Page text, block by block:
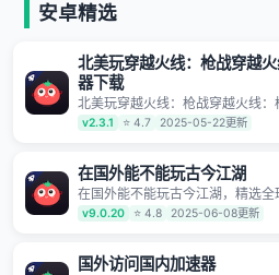
安卓精选
北美玩穿越火线：枪战穿越
器下载
北美玩穿越火线：枪战穿越火线
载，海外华人回国加速器,为境外华
歌?海外怎么看剧?海外怎么玩游戏
回国,简单好用
v2.3.1 ⭐ 4.7 2025-05-22更新
在国外能不能玩古今江湖
在国外能不能玩古今江湖，精选
人、留学生和海外出差用户打造的
加速器,只要身处海外即可一键加
等多场景的应用及网络加速
v9.0.20 ⭐ 4.8 2025-06-08更新
国外访问国内加速器